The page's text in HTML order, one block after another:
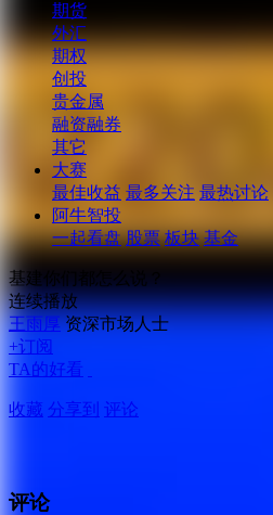
期货
外汇
期权
创投
贵金属
融资融券
其它
大赛
最佳收益 最多关注 最热讨论
阿牛智投
一起看盘 股票 板块 基金
基建你们都怎么说？
连续播放
王雨厚 资深市场人士
+订阅
TA的好看
收藏 分享到 评论
评论